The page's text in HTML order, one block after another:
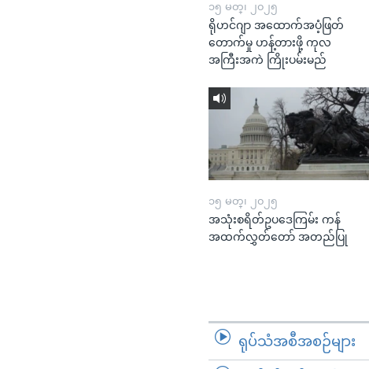
၁၅ မတ္၊ ၂၀၂၅
ရိုဟင်ဂျာ အထောက်အပံ့ဖြတ်
တောက်မှု ဟန့်တားဖို့ ကုလ
အကြီးအကဲ ကြိုးပမ်းမည်
၁၅ မတ္၊ ၂၀၂၅
အသုံးစရိတ်ဥပဒေကြမ်း ကန်
အထက်လွှတ်တော် အတည်ပြု
ရုပ်သံအစီအစဉ်များ